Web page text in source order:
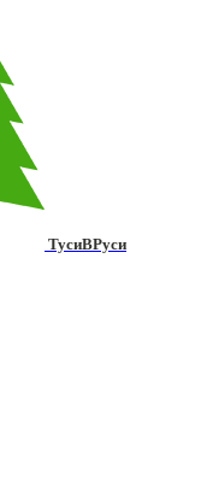
ТусиВРуси